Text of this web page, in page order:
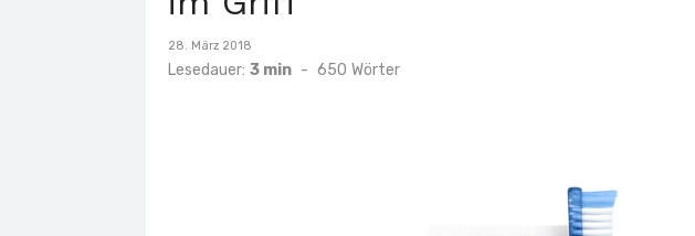
Veröffentlicht
am
28. März 2018
Lesedauer: 3 min - 650 Wörter